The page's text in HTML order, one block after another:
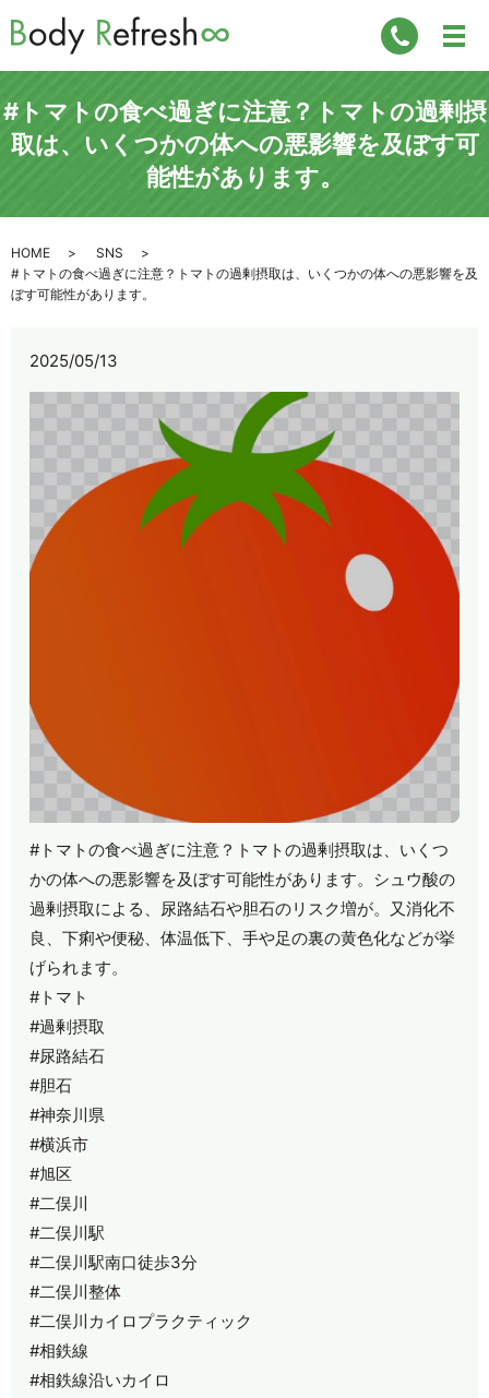
#トマトの食べ過ぎに注意？トマトの過剰摂
取は、いくつかの体への悪影響を及ぼす可
能性があります。
HOME
SNS
#トマトの食べ過ぎに注意？トマトの過剰摂取は、いくつかの体への悪影響を及
ぼす可能性があります。
2025/05/13
#トマトの食べ過ぎに注意？トマトの過剰摂取は、いくつ
かの体への悪影響を及ぼす可能性があります。シュウ酸の
過剰摂取による、尿路結石や胆石のリスク増が。又消化不
良、下痢や便秘、体温低下、手や足の裏の黄色化などが挙
げられます。
#トマト
#過剰摂取
#尿路結石
#胆石
#神奈川県
#横浜市
#旭区
#二俣川
#二俣川駅
#二俣川駅南口徒歩3分
#二俣川整体
#二俣川カイロプラクティック
#相鉄線
#相鉄線沿いカイロ